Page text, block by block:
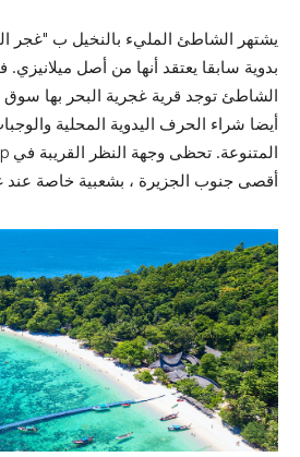
يشتهر الشاطئ المليء بالنخيل ب "غجر
بدوية سابقا يعتقد أنها من أصل
الشاطئ توجد قرية غجرية البحر بها
أيضا شراء الحرف اليدوية المحلية
أقصى جنوب الجزيرة ، بشعبية خاصة